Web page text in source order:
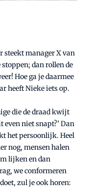
steekt manager X van
dan rollen de
Hoe ga je daarmee
heeft Nieke iets op.
die de draad kwijt
even niet snapt?’ Dan
het persoonlijk. Heel
nog, mensen halen
lijken en dan
we conformeren
zul je ook horen: